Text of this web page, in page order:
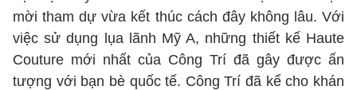
mời tham dự vừa kết thúc cách đây không lâu. Với
việc sử dụng lụa lãnh Mỹ A, những thiết kế Haute
Couture mới nhất của Công Trí đã gây được ấn
tượng với bạn bè quốc tế. Công Trí đã kể cho khán